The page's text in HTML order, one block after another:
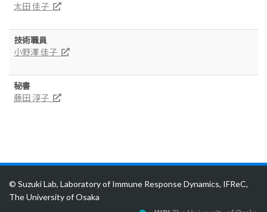
太田 佳子
技術職員
小野澤 佳子
秘書
藤田 淳子
© Suzuki Lab, Laboratory of Immune Response Dynamics, IFReC,
The University of Osaka